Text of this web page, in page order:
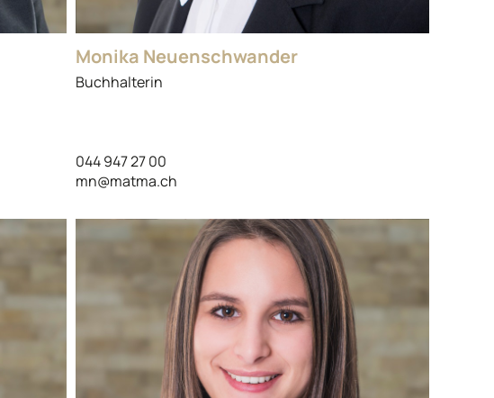
Monika Neuenschwander
Buchhalterin
044 947 27 00
mn@matma.ch